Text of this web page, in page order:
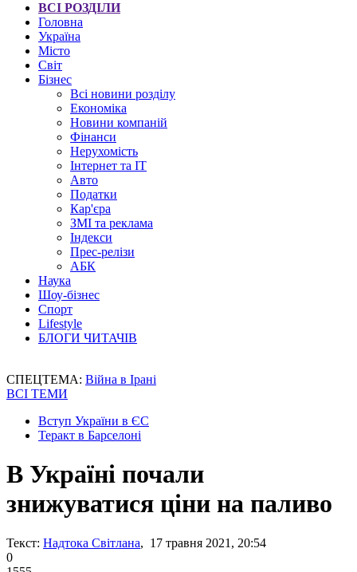
ВСІ РОЗДІЛИ
Головна
Україна
Місто
Світ
Бізнес
Всі новини розділу
Економіка
Новини компаній
Фінанси
Нерухомість
Інтернет та IT
Авто
Податки
Кар'єра
ЗМІ та реклама
Індекси
Прес-релізи
АБК
Наука
Шоу-бізнес
Спорт
Lifestyle
БЛОГИ ЧИТАЧІВ
СПЕЦТЕМА: Війна в Ірані
ВСІ ТЕМИ
Вступ України в ЄС
Теракт в Барселоні
В Україні почали
знижуватися ціни на паливо
Текст: Надтока Світлана, 17 травня 2021, 20:54
0